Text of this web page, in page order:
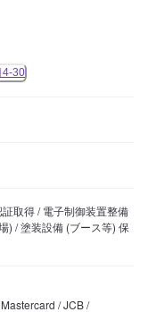
4-30
取得 / 電子制御装置整備
) / 塗装設備 (ブース等) 保
/ JCB /